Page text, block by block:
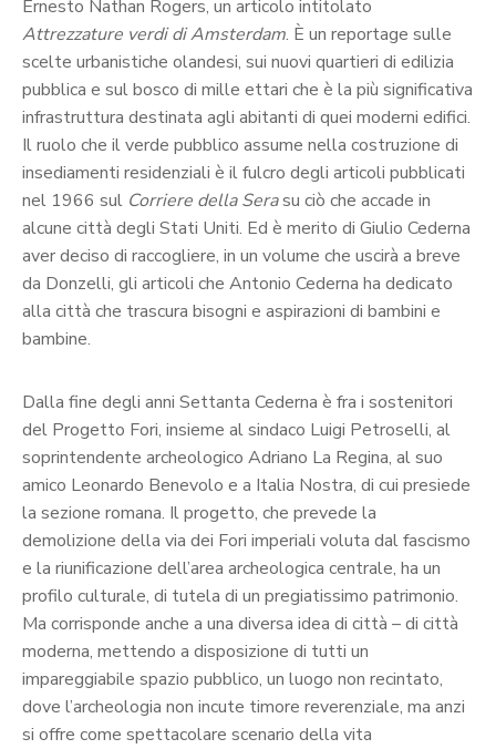
Ernesto Nathan Rogers, un articolo intitolato
Attrezzature verdi di Amsterdam. È un reportage sulle
scelte urbanistiche olandesi, sui nuovi quartieri di edilizia
pubblica e sul bosco di mille ettari che è la più significativa
infrastruttura destinata agli abitanti di quei moderni edifici.
Il ruolo che il verde pubblico assume nella costruzione di
insediamenti residenziali è il fulcro degli articoli pubblicati
nel 1966 sul Corriere della Serasu ciò che accade in
alcune città degli Stati Uniti. Ed è merito di Giulio Cederna
aver deciso di raccogliere, in un volume che uscirà a breve
da Donzelli, gli articoli che Antonio Cederna ha dedicato
alla città che trascura bisogni e aspirazioni di bambini e
bambine.
Dalla fine degli anni Settanta Cederna è fra i sostenitori
del Progetto Fori, insieme al sindaco Luigi Petroselli, al
soprintendente archeologico Adriano La Regina, al suo
amico Leonardo Benevolo e a Italia Nostra, di cui presiede
la sezione romana. Il progetto, che prevede la
demolizione della via dei Fori imperiali voluta dal fascismo
e la riunificazione dell’area archeologica centrale, ha un
profilo culturale, di tutela di un pregiatissimo patrimonio.
Ma corrisponde anche a una diversa idea di città – di città
moderna, mettendo a disposizione di tutti un
impareggiabile spazio pubblico, un luogo non recintato,
dove l’archeologia non incute timore reverenziale, ma anzi
si offre come spettacolare scenario della vita